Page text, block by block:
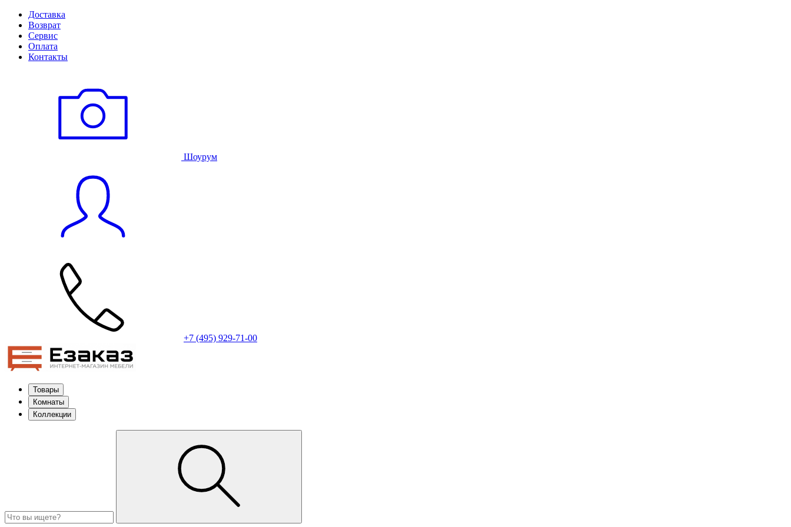
Доставка
Возврат
Сервис
Оплата
Контакты
Шоурум
+7 (495) 929-71-00
Товары
Комнаты
Коллекции